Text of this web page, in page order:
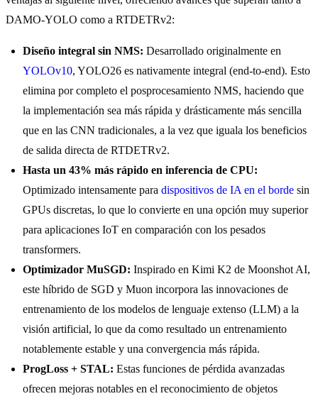
DAMO-YOLO como a RTDETRv2:
Diseño integral sin NMS: Desarrollado originalmente en
YOLOv10, YOLO26 es nativamente integral (end-to-end). Esto
elimina por completo el posprocesamiento NMS, haciendo que
la implementación sea más rápida y drásticamente más sencilla
que en las CNN tradicionales, a la vez que iguala los beneficios
de salida directa de RTDETRv2.
Hasta un 43% más rápido en inferencia de CPU:
Optimizado intensamente para dispositivos de IA en el borde sin
GPUs discretas, lo que lo convierte en una opción muy superior
para aplicaciones IoT en comparación con los pesados
transformers.
Optimizador MuSGD: Inspirado en Kimi K2 de Moonshot AI,
este híbrido de SGD y Muon incorpora las innovaciones de
entrenamiento de los modelos de lenguaje extenso (LLM) a la
visión artificial, lo que da como resultado un entrenamiento
notablemente estable y una convergencia más rápida.
ProgLoss + STAL: Estas funciones de pérdida avanzadas
ofrecen mejoras notables en el reconocimiento de objetos